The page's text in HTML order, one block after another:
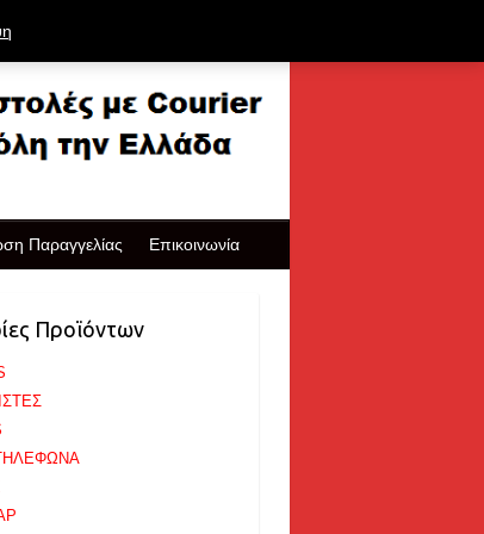
Παραγγελίας Επικοινωνία
Προϊόντων